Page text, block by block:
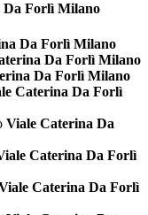
Da Forlì Milano
Da Forlì Milano
Da Forlì Milano
Da Forlì Milano
Caterina Da Forlì
Viale Caterina Da
Caterina Da Forlì
Caterina Da Forlì